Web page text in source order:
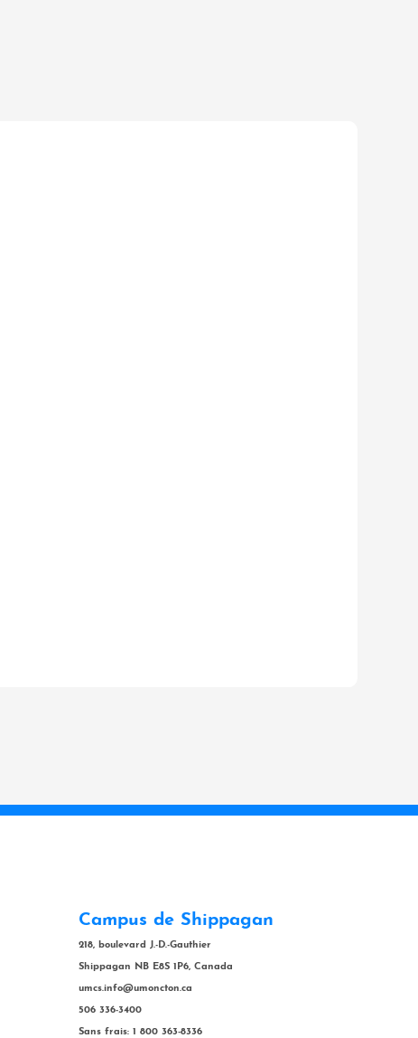
Campus de Shippagan
218, boulevard J.-D.-Gauthier
Shippagan NB E8S 1P6, Canada
umcs.info@umoncton.ca
506 336-3400
Sans frais: 1 800 363-8336